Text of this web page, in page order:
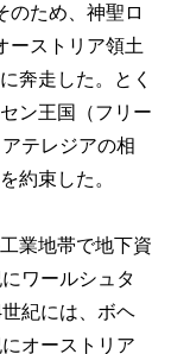
ため、神聖ロ
ーストリア領土
奔走した。とく
ン王国（フリー
テレジアの相
約束した。
業地帯で地下資
ワールシュタ
紀には、ボヘ
オーストリア